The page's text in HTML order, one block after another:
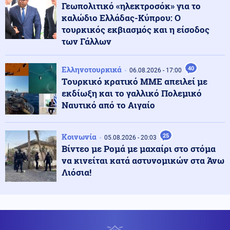
διεθνούς δικαίου
Κόσμος 07.08.2026 - 10:36
Ταϊλάνδη: Ο μαθητής σκότωσε τους παππούδες του
Κοινωνία 07.08.2026 - 10:21
Στην Ευελπίδων η 46χρονη που κατηγορείται για τον
εμπρησμό στην Marfin
Πολιτική 07.08.2026 - 10:17
Θεοδωρικάκος: «Συμβάλλουμε στην εθνική ασφάλεια
της πατρίδας μας με νέο αναπτυξιακό καθεστώς για
την Άμυνα»
Κινεζικές μυστικές υπηρεσίες «δείχνουν» τη Μοσάντ
Γεωπολιτικό «ηλεκτροσόκ» για το
καλώδιο Ελλάδας-Κύπρου: Ο
τουρκικός εκβιασμός και η είσοδος
των Γάλλων
Ελληνοτουρκικά 06.08.2026 - 17:00 40
Tουρκικό κρατικό ΜΜΕ απειλεί με
εκδίωξη και το γαλλικό Πολεμικό
Ναυτικό από το Αιγαίο
Κοινωνία 05.08.2026 - 20:03 25
Βίντεο με Ρομά με μαχαίρι στο στόμα
να κινείται κατά αστυνομικών στα Άνω
Λιόσια!